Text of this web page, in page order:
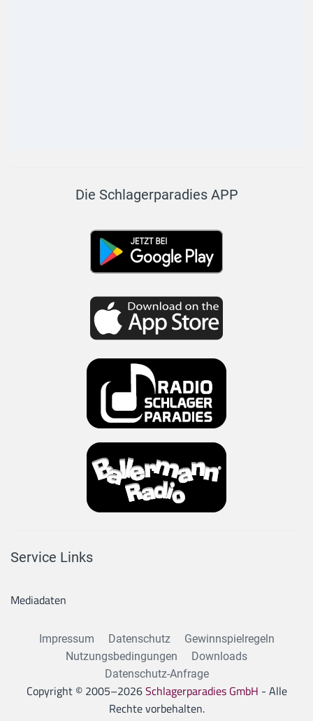
Die Schlagerparadies APP
Service Links
Mediadaten
Impressum Datenschutz
Gewinnspielregeln
Nutzungsbedingungen
Downloads
Datenschutz-Anfrage
Copyright © 2005–2026Schlagerparadies GmbH - Alle
Rechte vorbehalten.